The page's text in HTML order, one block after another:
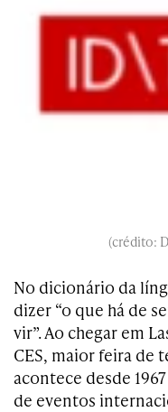
(crédito:
No dicionário da
dizer “o que há de
vir”. Ao chegar em
CES, maior feira de
acontece desde
de eventos